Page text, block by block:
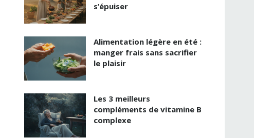
s’épuiser
Alimentation légère en été :
manger frais sans sacrifier
le plaisir
Les 3 meilleurs
compléments de vitamine B
complexe